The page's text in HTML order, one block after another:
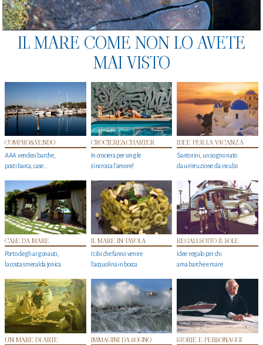
IL MARE COME NON LO AVETE
MAI VISTO
COMPRO&VENDO
AAA vendesi barche,
posti barca, case…
CROCIERE&CHARTER
In crociera per single
s'incrocia l’amore?
IDEE PER LA VACANZA
Santorini, un sogno nato
da un’eruzione da incubo
CASE DA MARE
Porto degli argonauti,
la costa smeralda jonica
IL MARE IN TAVOLA
I cibi che fanno venire
l’acquolina in bocca
REGALI SOTTO IL SOLE
Idee regalo per chi
ama barche e mare
UN MARE DI ARTE IMMAGINI DA SOGNO STORIE E PERSONAGGI